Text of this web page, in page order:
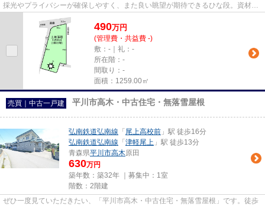
採光やプライバシーが確保しやすく、また良い眺望が期待できるひな段。資材置
場用地としての用途がおすすめ...
490万円
(管理費・共益費 -)
敷：-｜礼：-
所在階：-
間取り：-
面積：1259.00㎡
売買｜中古一戸建 平川市高木・中古住宅・無落雪屋根
弘南鉄道弘南線 「 尾上高校前 」駅 徒歩16分
弘南鉄道弘南線 「 津軽尾上 」駅 徒歩13分
青森県平川市高木原田
630万円
築年数：築32年 ｜募集中： 1室
階数：2階建
ぜひ一度見ていただきたい、「平川市高木・中古住宅・無落雪屋根」です。徒歩